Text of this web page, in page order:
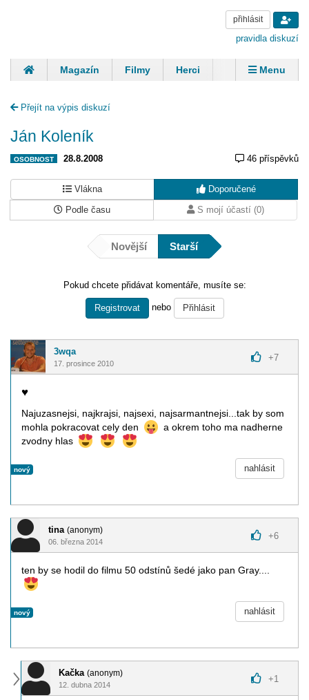
přihlásit
pravidla diskuzí
Magazín Filmy Herci
Zpěváci
Panovníci
Finančníci
Menu
Přejít na výpis diskuzí
Ján Koleník
OSOBNOST 28.8.2008 46 příspěvků
Vlákna
Doporučené
Podle času
S mojí účastí (0)
Novější Starší
Pokud chcete přidávat komentáře, musíte se:
Registrovat nebo Přihlásit
3wqa
17. prosince 2010
+7
♥
Najuzasnejsi, najkrajsi, najsexi, najsarmantnejsi...tak by som
mohla pokracovat cely den
a okrem toho ma nadherne
zvodny hlas
nový nahlásit
tina (anonym)
06. března 2014
+6
ten by se hodil do filmu 50 odstínů šedé jako pan Gray....
nový nahlásit
Kačka (anonym)
12. dubna 2014
+1